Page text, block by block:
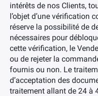
intérêts de nos Clients,
l’objet d’une vérification
réserve la possibilité de
nécessaires pour
cette vérification, le
ou de rejeter la
fournis ou non. Le
d’acceptation des
traitement allant de 24 à